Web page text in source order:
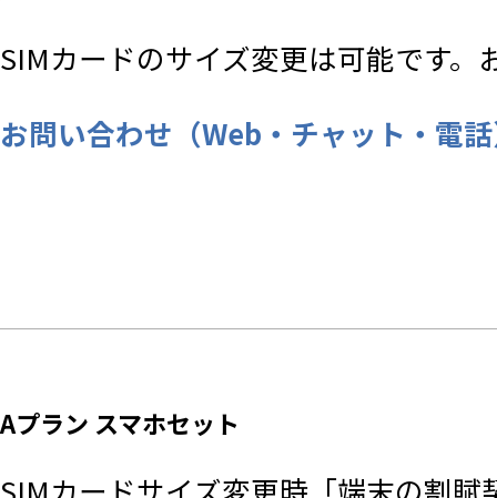
SIMカードのサイズ変更は可能です
お問い合わせ（Web・チャット・電
Aプラン スマホセット
SIMカードサイズ変更時「端末の割